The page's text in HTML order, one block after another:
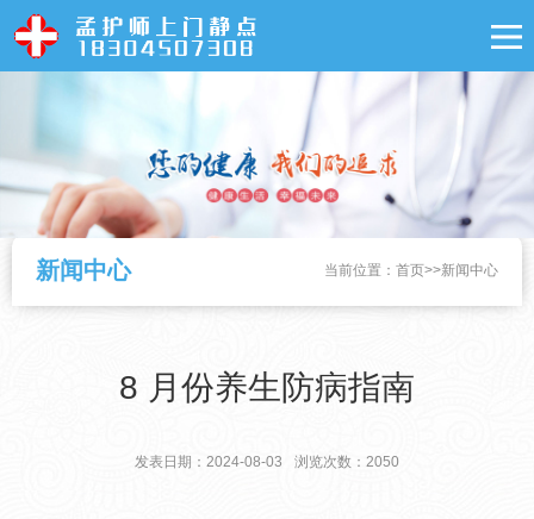
新闻中心 当前位置： 首页>>新闻中心
8 月份养生防病指南
发表日期：2024-08-03 浏览次数：2050